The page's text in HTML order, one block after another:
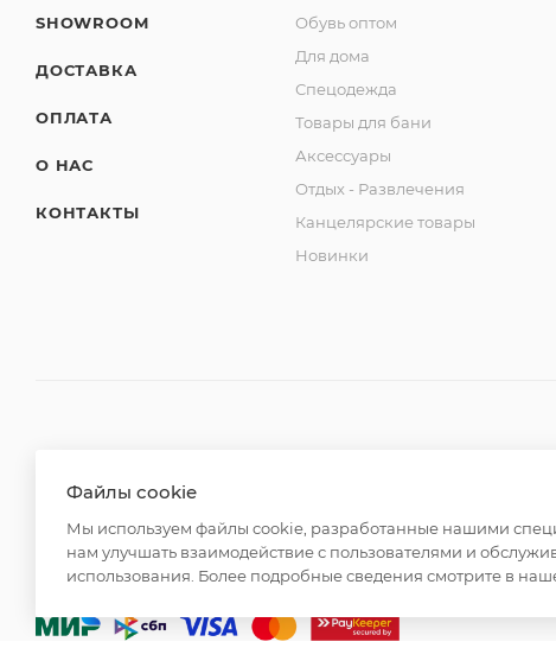
SHOWROOM
ДОСТАВКА
ОПЛАТА
О НАС
КОНТАКТЫ
Обувь оптом
Для дома
Спецодежда
Товары для бани
Аксессуары
Отдых - Развлечения
Канцелярские товары
Новинки
Любая информация на сайте носит справочный
Российской Федерации. Использование любых
редакции и активной ссылки на https://opt-milena.ru
Файлы cookie
Мы используем файлы cookie, разработанные нашими
нам улучшать взаимодействие с пользователями и
использования. Более подробные сведения смотрите в